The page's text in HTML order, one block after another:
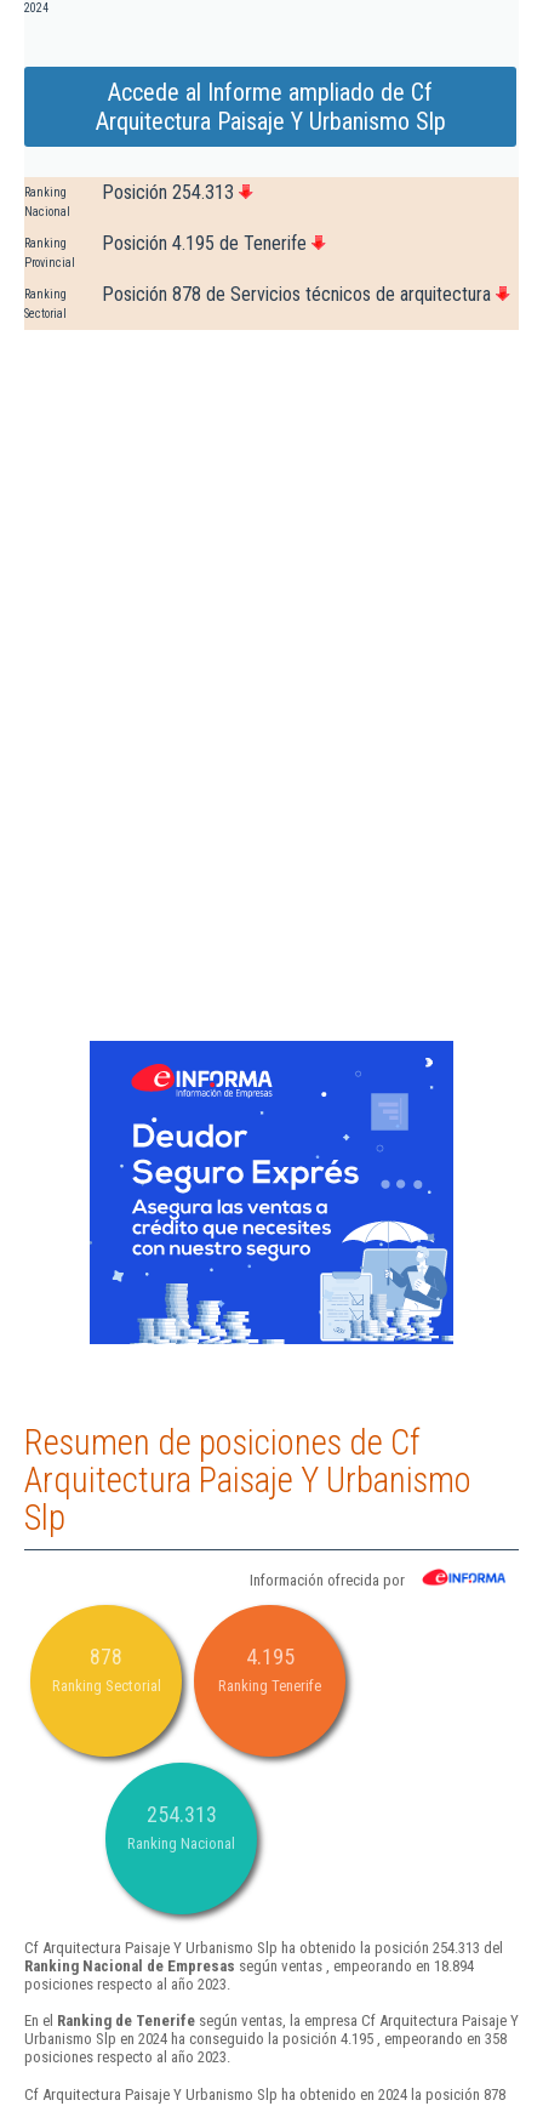
2024
Accede al Informe ampliado de Cf
Arquitectura Paisaje Y Urbanismo Slp
Ranking
Nacional
Posición 254.313
Ranking
Provincial
Posición 4.195 de Tenerife
Ranking
Sectorial
Posición 878 de Servicios técnicos de arquitectura
Resumen de posiciones de Cf
Arquitectura Paisaje Y Urbanismo
Slp
Información ofrecida por
878
Ranking Sectorial
4.195
Ranking Tenerife
254.313
Ranking Nacional
Cf Arquitectura Paisaje Y Urbanismo Slp ha obtenido la posición 254.313 del
Ranking Nacional de Empresas según ventas , empeorando en 18.894
posiciones respecto al año 2023.
En el Ranking de Tenerife según ventas, la empresa Cf Arquitectura Paisaje Y
Urbanismo Slp en 2024 ha conseguido la posición 4.195 , empeorando en 358
posiciones respecto al año 2023.
Cf Arquitectura Paisaje Y Urbanismo Slp ha obtenido en 2024 la posición 878